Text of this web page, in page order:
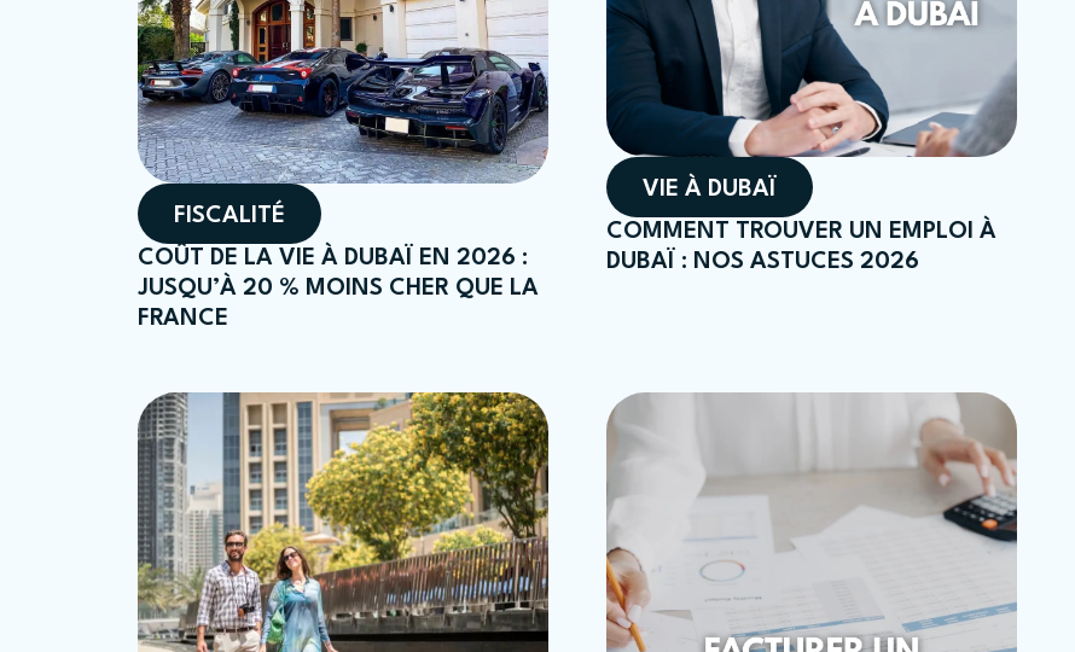
FISCALITÉ
COÛT DE LA VIE À DUBAÏ EN 2026 :
JUSQU’À 20 % MOINS CHER QUE LA
FRANCE
VIE À DUBAÏ
COMMENT TROUVER UN EMPLOI À
DUBAÏ : NOS ASTUCES 2026